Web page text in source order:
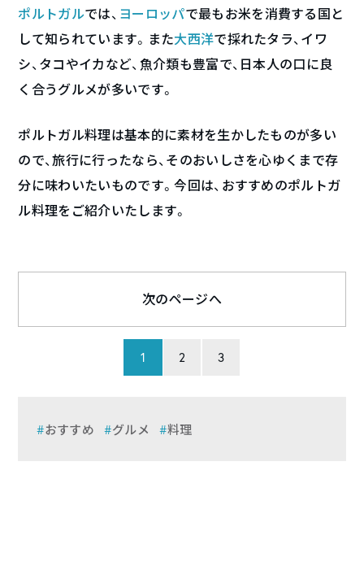
ポルトガルでは、 ヨーロッパで最もお米を消費する国と
して知られています。また大西洋で採れたタラ、イワ
シ、タコやイカなど、魚介類も豊富で、日本人の口に良
く合うグルメが多いです。
ポルトガル料理は基本的に素材を生かしたものが多い
ので、旅行に行ったなら、そのおいしさを心ゆくまで存
分に味わいたいものです。今回は、おすすめのポルトガ
ル料理をご紹介いたします。
1 2 3
次のページへ
おすすめ グルメ 料理